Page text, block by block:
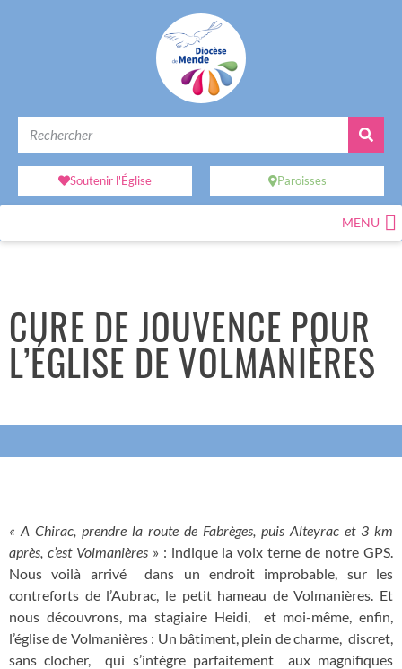
Soutenir l'Église Paroisses
MENU
CURE DE JOUVENCE POUR
L’ÉGLISE DE VOLMANIÈRES
« A Chirac, prendre la route de Fabrèges, puis Alteyrac et 3 km
après, c’est Volmanières» : indique la voix terne de notre GPS.
Nous voilà arrivé
dans un endroit improbable, sur les
contreforts de l’Aubrac, le petit hameau de Volmanières. Et
nous découvrons, ma stagiaire Heidi,
et moi-même, enfin,
l’église de Volmanières : Un bâtiment, plein de charme, discret,
sans clocher,
qui s’intègre parfaitement
aux magnifiques